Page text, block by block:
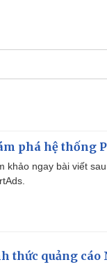
phá hệ thống
khảo ngay bài viết
thức quảng cáo